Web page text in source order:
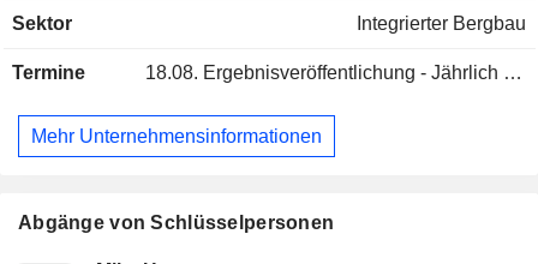
Nordamerika (4,4 %), Europa (2,2 %) und Südamerika (0,8
Sektor Integrierter Bergbau
Termine 18.08. Ergebnisveröffentlichung - Jährlich 2026
Mehr Unternehmensinformationen
Abgänge von Schlüsselpersonen